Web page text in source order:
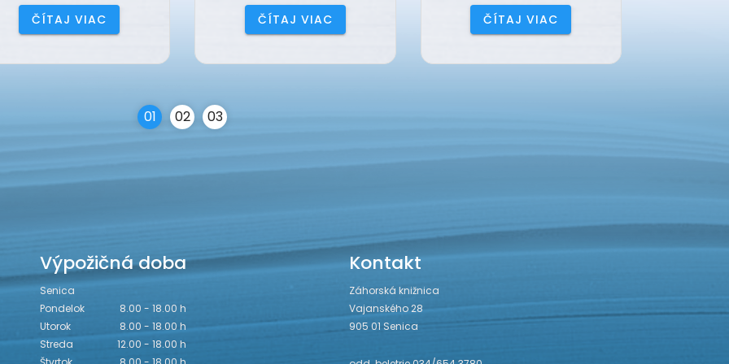
ČÍTAJ VIAC ČÍTAJ VIAC ČÍTAJ VIAC
01 02 03
Výpožičná doba
Senica
Pondelok
8.00 - 18.00 h
Utorok
8.00 - 18.00 h
Streda
12.00 - 18.00 h
Kontakt
Záhorská knižnica
Vajanského 28
905 01 Senica